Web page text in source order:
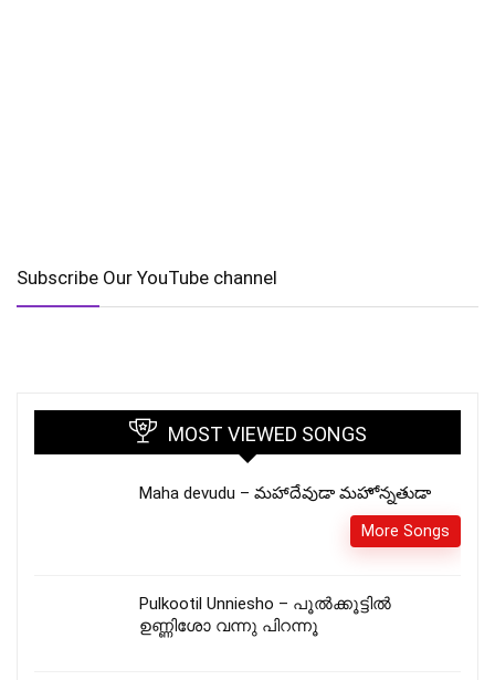
Subscribe Our YouTube channel
MOST VIEWED SONGS
Maha devudu – మహాదేవుడా మహోన్నతుడా
More Songs
Pulkootil Unniesho – പൂൽക്കൂട്ടിൽ
ഉണ്ണിശോ വന്നു പിറന്നൂ